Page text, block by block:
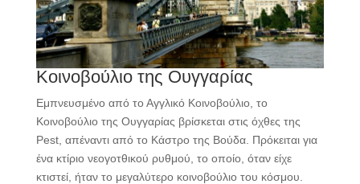
Κοινοβούλιο της Ουγγαρίας
Εμπνευσμένο από το Αγγλικό Κοινοβούλιο, το
Κοινοβούλιο της Ουγγαρίας βρίσκεται στις όχθες της
Pest, απέναντι από το Κάστρο της Βούδα. Πρόκειται για
ένα κτίριο νεογοτθικού ρυθμού, το οποίο, όταν είχε
κτιστεί, ήταν το μεγαλύτερο κοινοβούλιο του κόσμου.